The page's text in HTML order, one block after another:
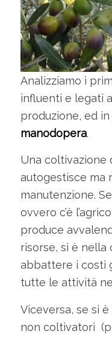
Analizziamo i
influenti e legati
produzione, ed
manodopera.
Una coltivazione
autogestisce ma
manutenzione.
ovvero c’è
produce
risorse, si è nella
abbattere i costi
tutte le attività
Viceversa, se si
non coltivatori